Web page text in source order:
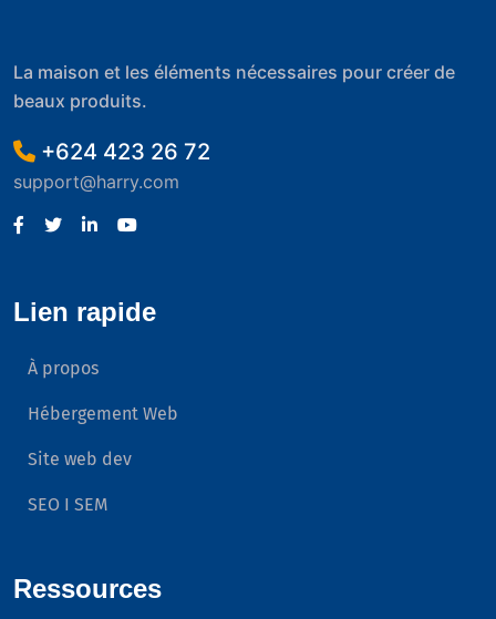
La maison et les éléments nécessaires pour créer de
beaux produits.
+624 423 26 72
support@harry.com
Lien rapide
À propos
Hébergement Web
Site web dev
SEO I SEM
Ressources